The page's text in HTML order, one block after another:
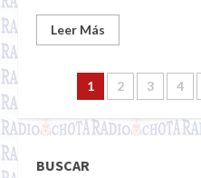
Leer Más
de
entradas
1 2 3 4
BUSCAR